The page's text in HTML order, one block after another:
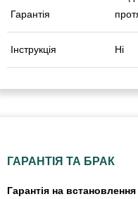
Гарантія
Інструкція Ні
ГАРАНТІЯ ТА БРАК
Гарантія на